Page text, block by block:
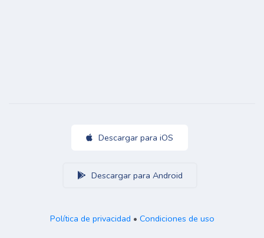
Descargar para iOS
Descargar para Android
Política de privacidad • Condiciones de uso